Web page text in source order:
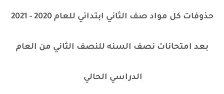
حذوفات كل مواد صف الثاني ابتدائي للعام 2020 - 2021
بعد امتحانات نصف السنه للنصف الثاني من العام
الدراسي الحالي